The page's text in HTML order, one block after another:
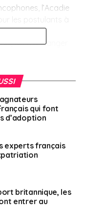
l’Acadie
de la fête
à l’étranger
Édouard.
les nouvelles
de
qui font
d’adoption
experts français
britannique, les
entrer au